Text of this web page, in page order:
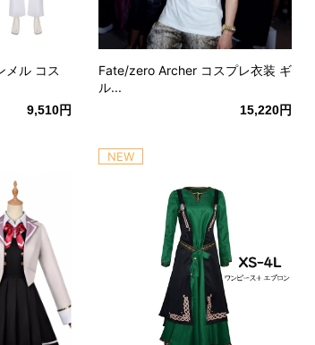
メル コス
9,510円
Fate/zero Archer コスプレ衣装 ギ
ル...
15,220円
NEW